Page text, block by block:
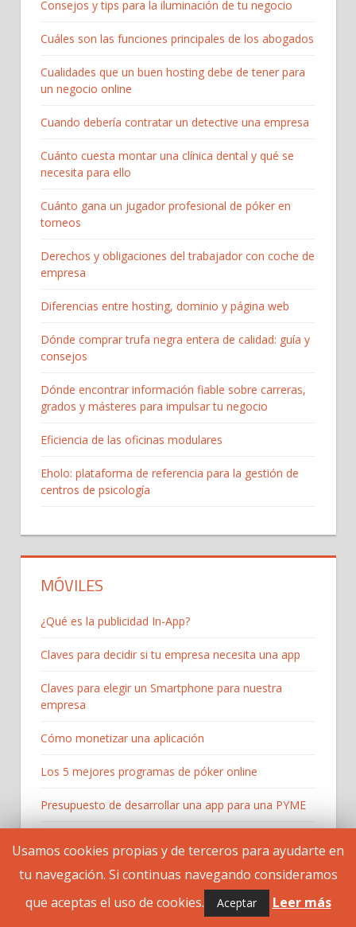
Consejos y tips para la iluminación de tu negocio
Cuáles son las funciones principales de los abogados
Cualidades que un buen hosting debe de tener para
un negocio online
Cuando debería contratar un detective una empresa
Cuánto cuesta montar una clínica dental y qué se
necesita para ello
Cuánto gana un jugador profesional de póker en
torneos
Derechos y obligaciones del trabajador con coche de
empresa
Diferencias entre hosting, dominio y página web
Dónde comprar trufa negra entera de calidad: guía y
consejos
Dónde encontrar información fiable sobre carreras,
grados y másteres para impulsar tu negocio
Eficiencia de las oficinas modulares
Eholo: plataforma de referencia para la gestión de
centros de psicología
MÓVILES
¿Qué es la publicidad In-App?
Claves para decidir si tu empresa necesita una app
Claves para elegir un Smartphone para nuestra
empresa
Cómo monetizar una aplicación
Los 5 mejores programas de póker online
Presupuesto de desarrollar una app para una PYME
Usamos cookies propias y de terceros para ayudarte en
tu navegación. Si continuas navegando consideramos
que aceptas el uso de cookies.
Aceptar Leer más